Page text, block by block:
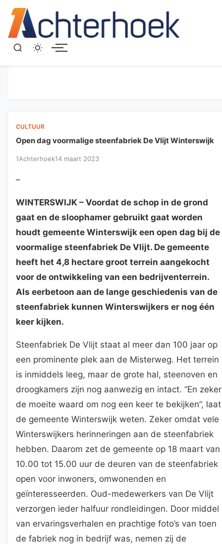
CULTUUR
Open dag voormalige steenfabriek De Vlijt Winterswijk
1Achterhoek14 maart 2023
–
WINTERSWIJK – Voordat de schop in de grond
gaat en de sloophamer gebruikt gaat worden
houdt gemeente Winterswijk een open dag bij de
voormalige steenfabriek De Vlijt. De gemeente
heeft het 4,8 hectare groot terrein aangekocht
voor de ontwikkeling van een bedrijventerrein.
Als eerbetoon aan de lange geschiedenis van de
steenfabriek kunnen Winterswijkers er nog één
keer kijken.
Steenfabriek De Vlijt staat al meer dan 100 jaar op
een prominente plek aan de Misterweg. Het terrein
is inmiddels leeg, maar de grote hal, steenoven en
droogkamers zijn nog aanwezig en intact. “En zeker
de moeite waard om nog een keer te bekijken”, laat
de gemeente Winterswijk weten. Zeker omdat vele
Winterswijkers herinneringen aan de steenfabriek
hebben. Daarom zet de gemeente op 18 maart van
10.00 tot 15.00 uur de deuren van de steenfabriek
open voor inwoners, omwonenden en
geïnteresseerden. Oud-medewerkers van De Vlijt
verzorgen ieder halfuur rondleidingen. Door middel
van ervaringsverhalen en prachtige foto’s van toen
de fabriek nog in bedrijf was, nemen zij de